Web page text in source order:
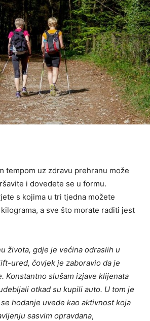
tempom uz zdravu prehranu može
i dovedete se u formu.
s kojima u tri tjedna možete
a sve što morate raditi jest
života, gdje je većina odraslih u
ured, čovjek je zaboravio da je
Konstantno slušam izjave klijenata
otkad su kupili auto. U tom je
hodanje uvede kao aktivnost koja
sasvim opravdana,